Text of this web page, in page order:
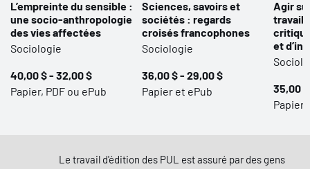
L’empreinte du sensible :
une socio-anthropologie
des vies affectées
Sociologie
40,00 $ - 32,00 $
Papier, PDF ou ePub
Sciences, savoirs et
sociétés : regards
croisés francophones
Sociologie
36,00 $ - 29,00 $
Papier et ePub
Agir
travail
et
35,00
Papier,
Le travail d'édition des PUL est assuré par des gens